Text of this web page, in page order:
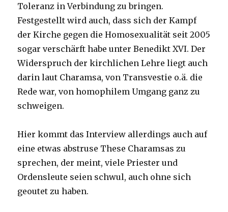
Toleranz in Verbindung zu bringen.
Festgestellt wird auch, dass sich der Kampf
der Kirche gegen die Homosexualität seit 2005
sogar verschärft habe unter Benedikt XVI. Der
Widerspruch der kirchlichen Lehre liegt auch
darin laut Charamsa, von Transvestie o.ä. die
Rede war, von homophilem Umgang ganz zu
schweigen.
Hier kommt das Interview allerdings auch auf
eine etwas abstruse These Charamsas zu
sprechen, der meint, viele Priester und
Ordensleute seien schwul, auch ohne sich
geoutet zu haben.